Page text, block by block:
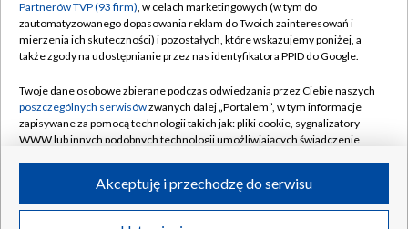
Centrum informacji TVP
Naziemna Telewizja Cyfrowa
Rada Programowa
System NOS
Informacje o nadawcy
Program dla prasy
Moje zgody
Pomoc
Kontakt
Kanały
©2026 Telewizja Polska S.A. w likwidacji
Partnerów TVP (93 firm), w celach marketingowych (w tym do
zautomatyzowanego dopasowania reklam do Twoich zainteresowań i
mierzenia ich skuteczności) i pozostałych, które wskazujemy poniżej, a
także zgody na udostępnianie przez nas identyfikatora PPID do Google.
Twoje dane osobowe zbierane podczas odwiedzania przez Ciebie naszych
poszczególnych serwisówzwanych dalej „Portalem”, w tym informacje
zapisywane za pomocą technologii takich jak: pliki cookie, sygnalizatory
WWW lub innych podobnych technologii umożliwiających świadczenie
ruchu w Internecie.
Twoje dane osobowe zbierane podczas odwiedzania przez Ciebie
Akceptuję i przechodzę do serwisu